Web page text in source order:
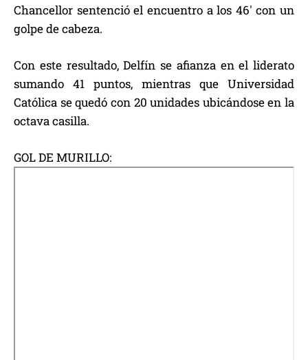
Chancellor sentenció el encuentro a los 46′ con un
golpe de cabeza.
Con este resultado, Delfín se afianza en el liderato
sumando 41 puntos, mientras que Universidad
Católica se quedó con 20 unidades ubicándose en la
octava casilla.
GOL DE MURILLO: